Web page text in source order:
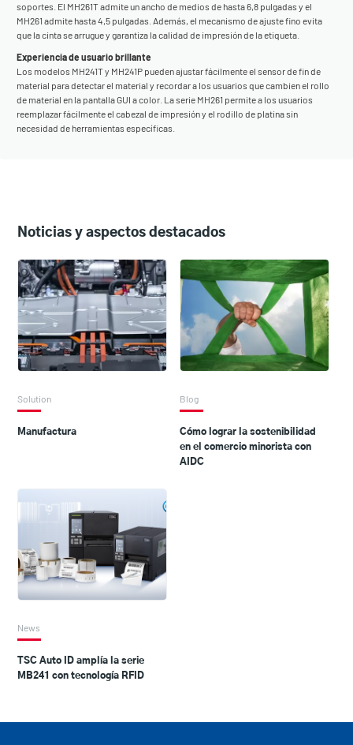
soportes. El MH261T admite un ancho de medios de hasta 6,8 pulgadas y el
MH261 admite hasta 4,5 pulgadas. Además, el mecanismo de ajuste fino evita
que la cinta se arrugue y garantiza la calidad de impresión de la etiqueta.
Experiencia de usuario brillante
Los modelos MH241T y MH241P pueden ajustar fácilmente el sensor de fin de
material para detectar el material y recordar a los usuarios que cambien el rollo
de material en la pantalla GUI a color. La serie MH261 permite a los usuarios
reemplazar fácilmente el cabezal de impresión y el rodillo de platina sin
necesidad de herramientas específicas.
Noticias y aspectos destacados
Solution
Manufactura
Blog
Cómo lograr la sostenibilidad
en el comercio minorista con
AIDC
News
TSC Auto ID amplía la serie
MB241 con tecnología RFID